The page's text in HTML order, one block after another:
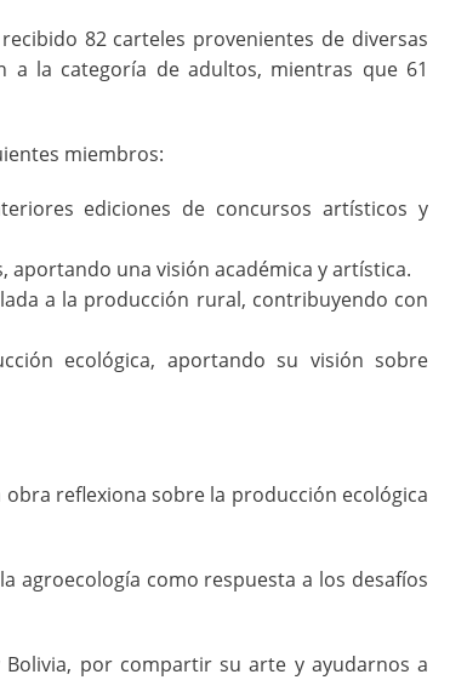
82 carteles provenientes de diversas
a la categoría de adultos, mientras que 61
miembros:
ediciones de concursos artísticos y
una visión académica y artística.
a la producción rural, contribuyendo con
ecológica, aportando su visión sobre
obra reflexiona sobre la producción ecológica
agroecología como respuesta a los desafíos
por compartir su arte y ayudarnos a